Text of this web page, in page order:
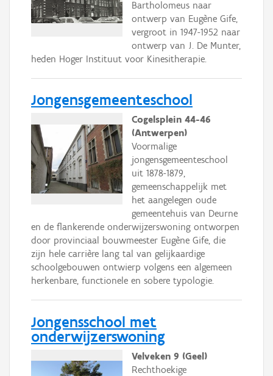
Bartholomeus naar
ontwerp van Eugène Gife,
vergroot in 1947-1952 naar
ontwerp van J. De Munter,
heden Hoger Instituut voor Kinesitherapie.
Jongensgemeenteschool
Cogelsplein 44-46
(Antwerpen)
Voormalige
jongensgemeenteschool
uit 1878-1879,
gemeenschappelijk met
het aangelegen oude
gemeentehuis van Deurne
en de flankerende onderwijzerswoning ontworpen
door provinciaal bouwmeester Eugène Gife, die
zijn hele carrière lang tal van gelijkaardige
schoolgebouwen ontwierp volgens een algemeen
herkenbare, functionele en sobere typologie.
Jongensschool met
onderwijzerswoning
Velveken 9 (Geel)
Rechthoekige